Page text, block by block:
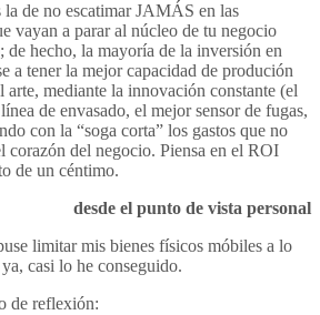
la de no escatimar JAMÁS en las
vayan a parar al núcleo de tu negocio
de hecho, la mayoría de la inversión en
a tener la mejor capacidad de produción
arte, mediante la innovación constante (el
de envasado, el mejor sensor de fugas,
con la “soga corta” los gastos que no
corazón del negocio. Piensa en el ROI
de un céntimo.
desde el punto de vista personal
limitar mis bienes físicos móbiles a lo
casi lo he conseguido.
de reflexión: